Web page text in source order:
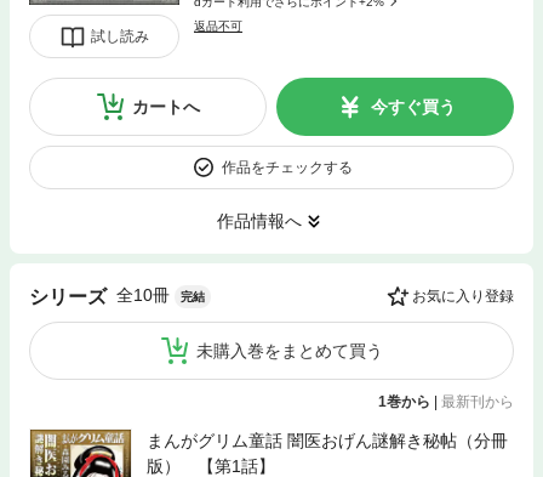
試し読み
返品不可
カートへ 今すぐ買う
作品をチェックする
作品情報へ
シリーズ 全10冊 完結 お気に入り登録
未購入巻をまとめて買う
1巻から | 最新刊から
まんがグリム童話 闇医おげん謎解き秘帖（分冊
版） 【第1話】